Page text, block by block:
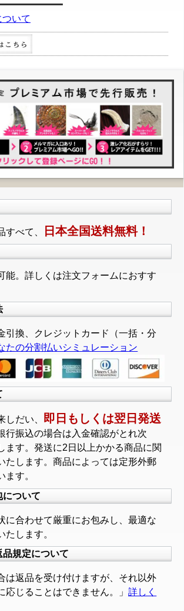
いて
すべて、 日本全国送料無料！
能。詳しくは注文フォームにおすす
引換、クレジットカード（一括・分
たの分割払いシミュレーション
しだい、 即日もしくは翌日発送
行振込の場合は入金確認がとれ次
ます。発送に2日以上かかる商品に関
たします。商品によっては定形外郵
ます。
について
に合わせて厳重にお包みし、最適な
たします。
規定について
は返品を受け付けますが、それ以外
応じることはできません。」詳しく